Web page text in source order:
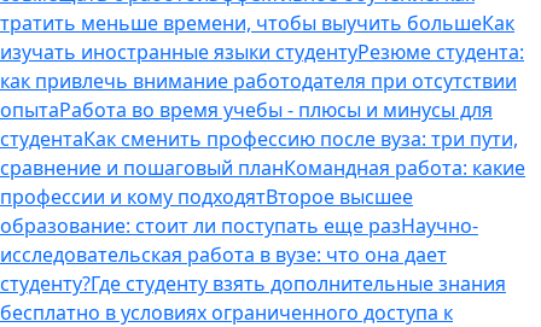
тратить меньше времени, чтобы выучить большеКак
изучать иностранные языки студентуРезюме студента:
как привлечь внимание работодателя при отсутствии
опытаРабота во время учебы - плюсы и минусы для
студентаКак сменить профессию после вуза: три пути,
сравнение и пошаговый планКомандная работа: какие
профессии и кому подходятВторое высшее
образование: стоит ли поступать еще разНаучно-
исследовательская работа в вузе: что она дает
студенту?Где студенту взять дополнительные знания
бесплатно в условиях ограниченного доступа к